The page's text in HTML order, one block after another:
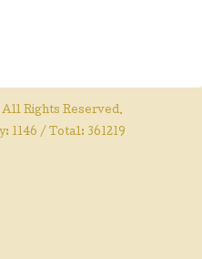
All Rights Reserved.
1146 / Total: 361219